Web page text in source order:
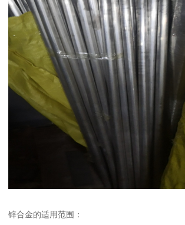
锌合金的适用范围：